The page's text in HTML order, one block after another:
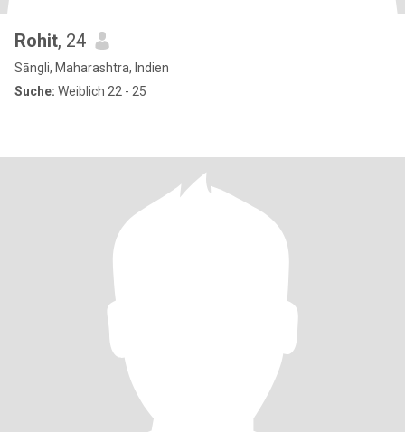
Rohit, 24
Sāngli, Maharashtra, Indien
Suche: Weiblich 22 - 25